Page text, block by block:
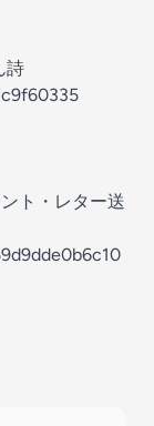
詩
ト・レター送